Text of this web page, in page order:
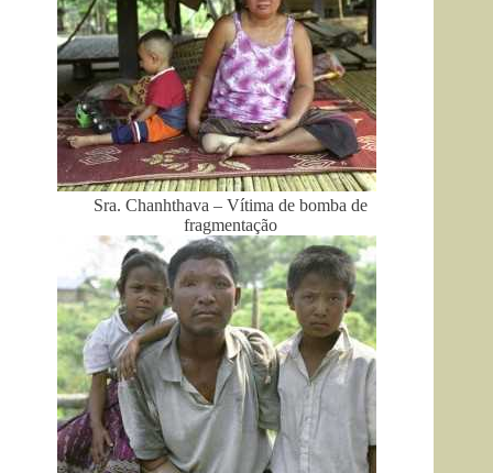
Sra. Chanhthava – Vítima de bomba de
fragmentação